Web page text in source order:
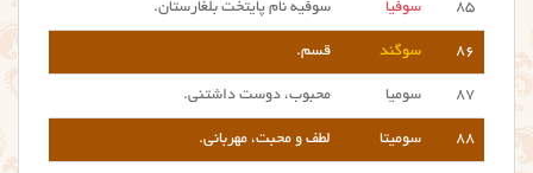
۸۵ سوفیا سوفیه نام پایتخت بلغارستان.
۸۶ سوگند قسم.
۸۷ سومیا محبوب، دوست داشتنی.
۸۸ سومیتا لطف و محبت، مهربانی.